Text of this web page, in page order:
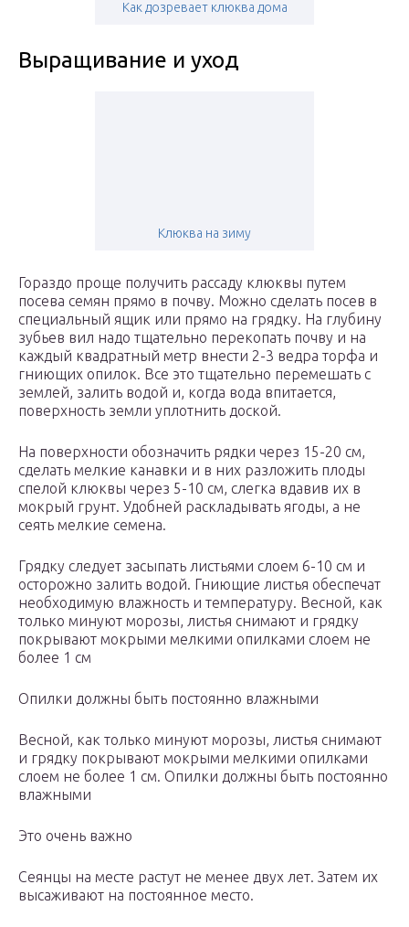
Как дозревает клюква дома
Выращивание и уход
Клюква на зиму
Гораздо проще получить рассаду клюквы путем
посева семян прямо в почву. Можно сделать посев в
специальный ящик или прямо на грядку. На глубину
зубьев вил надо тщательно перекопать почву и на
каждый квадратный метр внести 2-3 ведра торфа и
гниющих опилок. Все это тщательно перемешать с
землей, залить водой и, когда вода впитается,
поверхность земли уплотнить доской.
На поверхности обозначить рядки через 15-20 см,
сделать мелкие канавки и в них разложить плоды
спелой клюквы через 5-10 см, слегка вдавив их в
мокрый грунт. Удобней раскладывать ягоды, а не
сеять мелкие семена.
Грядку следует засыпать листьями слоем 6-10 см и
осторожно залить водой. Гниющие листья обеспечат
необходимую влажность и температуру. Весной, как
только минуют морозы, листья снимают и грядку
покрывают мокрыми мелкими опилками слоем не
более 1 см
Опилки должны быть постоянно влажными
Весной, как только минуют морозы, листья снимают
и грядку покрывают мокрыми мелкими опилками
слоем не более 1 см. Опилки должны быть постоянно
влажными
Это очень важно
Сеянцы на месте растут не менее двух лет. Затем их
высаживают на постоянное место.